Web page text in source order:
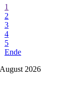
1
2
3
4
5
Ende
2026